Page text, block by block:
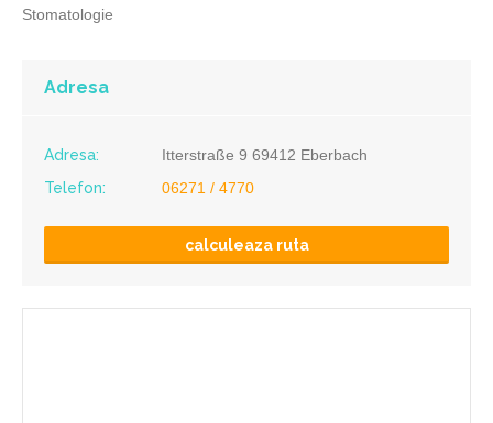
Stomatologie
Adresa
Adresa:
Itterstraße 9 69412 Eberbach
Telefon:
06271 / 4770
calculeaza ruta